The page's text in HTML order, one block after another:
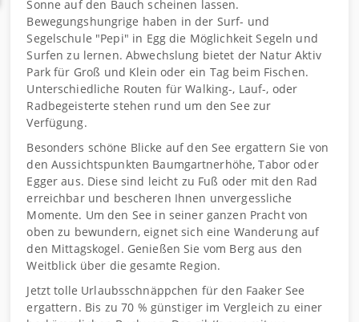
Sonne auf den Bauch scheinen lassen.
Bewegungshungrige haben in der Surf- und
Segelschule "Pepi" in Egg die Möglichkeit Segeln und
Surfen zu lernen. Abwechslung bietet der Natur Aktiv
Park für Groß und Klein oder ein Tag beim Fischen.
Unterschiedliche Routen für Walking-, Lauf-, oder
Radbegeisterte stehen rund um den See zur
Verfügung.
Besonders schöne Blicke auf den See ergattern Sie von
den Aussichtspunkten Baumgartnerhöhe, Tabor oder
Egger aus. Diese sind leicht zu Fuß oder mit den Rad
erreichbar und bescheren Ihnen unvergessliche
Momente. Um den See in seiner ganzen Pracht von
oben zu bewundern, eignet sich eine Wanderung auf
den Mittagskogel. Genießen Sie vom Berg aus den
Weitblick über die gesamte Region.
Jetzt tolle Urlaubsschnäppchen für den Faaker See
ergattern. Bis zu 70 % günstiger im Vergleich zu einer